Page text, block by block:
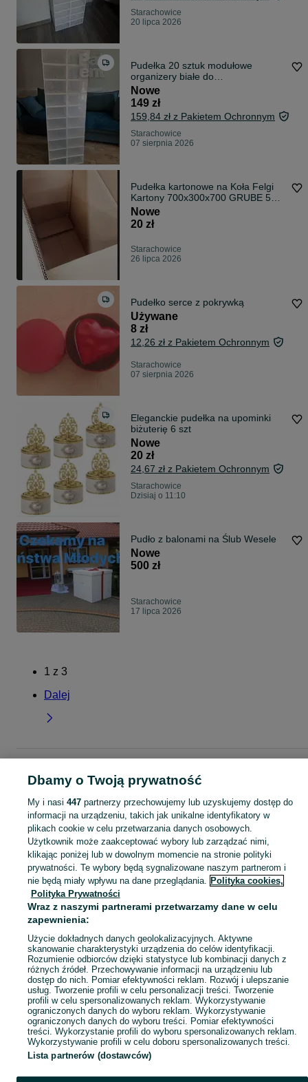
Starachowice
20 lipca 2026
Pudełka 20 sztuk modułowe
organizery białe do
przechowywania zestaw
Nowe
149 zł
159,84 zł z Pakietem Ochronnym
Starachowice
07 sierpnia 2026
Pudełka kartonowe na Koła Felgi
Kartony 700x300x700 GRUBE 5W
Karton
Nowe
20 zł
Starachowice
26 lipca 2026
Pudełko serce z pokrywką
Używane
8 zł
12,26 zł z Pakietem Ochronnym
Starachowice
07 sierpnia 2026
Eleganckie pudełka na upominki
biżuterię 6 szt
Nowe
20 zł
24,67 zł z Pakietem Ochronnym
Starachowice
Dzisiaj o 11:10
Pudło z balonami na Ślub Wesele
Nowe
500 zł
Starachowice
17 lipca 2026
1 z 3
Dalej
Świętokrzyskie
Pudełka - Starachowice
KATEGORIA
Zobacz
Mapa kategorii
Mapa miejscowości
Mapa ministron
Popularne wyszukiwania
Dbamy o Twoją prywatność
My i nasi 447partnerzy przechowujemy lub uzyskujemy dostęp do
informacji na urządzeniu, takich jak unikalne identyfikatory w
plikach cookie w celu przetwarzania danych osobowych.
Użytkownik może zaakceptować wybory lub zarządzać nimi,
klikając poniżej lub w dowolnym momencie na stronie polityki
prywatności. Te wybory będą sygnalizowane naszym partnerom i
nie będą miały wpływu na dane przeglądania. Polityka cookies,
Polityka Prywatności
Wraz z naszymi partnerami przetwarzamy dane w celu
zapewnienia:
Użycie dokładnych danych geolokalizacyjnych. Aktywne
skanowanie charakterystyki urządzenia do celów identyfikacji.
Rozumienie odbiorców dzięki statystyce lub kombinacji danych z
różnych źródeł. Przechowywanie informacji na urządzeniu lub
dostęp do nich. Pomiar efektywności reklam. Rozwój i ulepszanie
usług. Tworzenie profili w celu personalizacji treści. Tworzenie
profili w celu spersonalizowanych reklam. Wykorzystywanie
ograniczonych danych do wyboru reklam. Wykorzystywanie
ograniczonych danych do wyboru treści. Pomiar efektywności
treści. Wykorzystanie profili do wyboru spersonalizowanych reklam.
Wykorzystywanie profili w celu doboru spersonalizowanych treści.
Lista partnerów (dostawców)